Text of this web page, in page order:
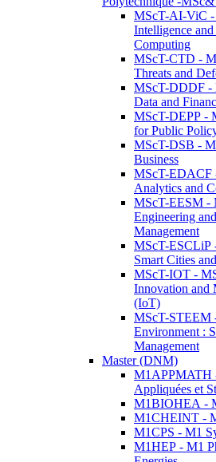
MScT-AI-ViC
Intelligence
Computing
MScT-CTD -
Threats and
MScT-DDDF -
Data and
MScT-DEPP -
for Public
MScT-DSB -
Business
MScT-EDACF
Analytics and
MScT-EESM -
Engineering
Management
MScT-ESCLiP
Smart Cities
MScT-IOT -
Innovation and
(IoT)
MScT-STEEM
Environment :
Management
Master (DNM)
M1APPMATH
Appliquées et
M1BIOHEA -
M1CHEINT -
M1CPS - M1
M1HEP - M1